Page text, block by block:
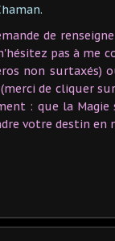
de
pas à me
non surtaxés)
de cliquer
: que la
votre destin en